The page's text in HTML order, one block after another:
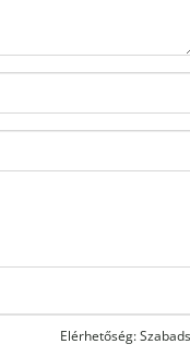
Elérhetőség: